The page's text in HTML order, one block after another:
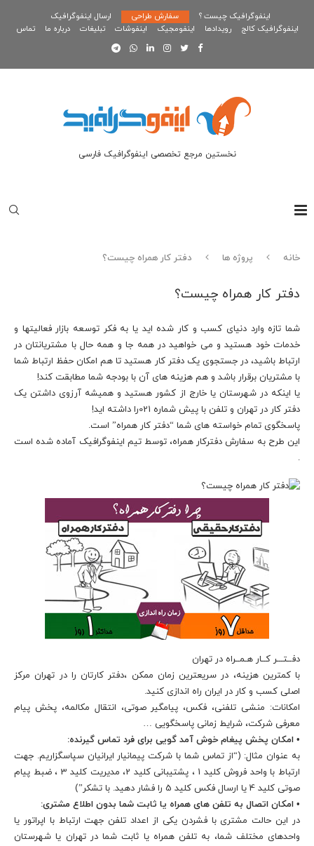
اینفوگرافیک چیست ؟ سفارش طراحی
ارسال اینفوگرافیک
اینفوگرافیک کالج
رویدادها اینفومجیک اینفوشات تبلیغات درباره ما تماس
نخستین مرجع تخصصی اینفوگرافیک فارسی
خانه پروژه ها دفتر کار همراه چیست؟
دفتر کار همراه چیست؟
شما تازه وارد دنیای کسب و کار شده اید یا به فکر توسعه بازار فعالیتها و
خدمات خود هستید و می خواهید در همه جا و همه حال با مشتریانتان در
ارتباط باشید، در جستجوی یک دفتر کار هستید تا هم امکان حفظ ارتباط شما
با مشتریان برقرار باشد و هم هزینه های آن با بودجه شما مطابقت کند!
یا اینکه در شهرستان یا خارج از کشور هستید و همیشه آرزوی داشتن یک
دفتر کار در تهران و تلفن با پیش شماره 021را داشته اید!
پاسخگوی تمام خواسته های شما “دفتر کار همراه” است.
این طرح به سفارش دفترکار همراه، توسط تیم اینفوگرافیک آماده شده است
.
دفــتـــر کــار هـمــراه در تهران
با کمترین هزینه، در سریعترین زمان ممکن ،دفتر کارتان را در تهران مرکز
اصلی کسب و کار در ایران راه اندازی کنید.
امکانات: منشی تلفنی، فکس، پیامگیر صوتی، انتقال مکالمه، پخش پیام
معرفی شرکت، شرایط زمانی پاسخگویی …
• امکان پخش پیغام خوش آمد گویی برای فرد تماس گیرنده:
به عنوان مثال: (“از تماس شما با شرکت پیمانیار ایرانیان سپاسگزاریم. جهت
ارتباط با واحد فروش کلید 1 ، پشتیبانی کلید 2، مدیریت کلید 3 ، ضبط پیام
صوتی کلید 4 یا ارسال فکس کلید 5 را فشار دهید. با تشکر”)
• امکان اتصال به تلفن های همراه یا ثابت شما بدون اطلاع مشتری:
در این حالت مشتری با فشردن یکی از اعداد تلفن جهت ارتباط با اپراتور یا
واحدهای مختلف شما، به تلفن همراه یا ثابت شما در تهران یا شهرستان